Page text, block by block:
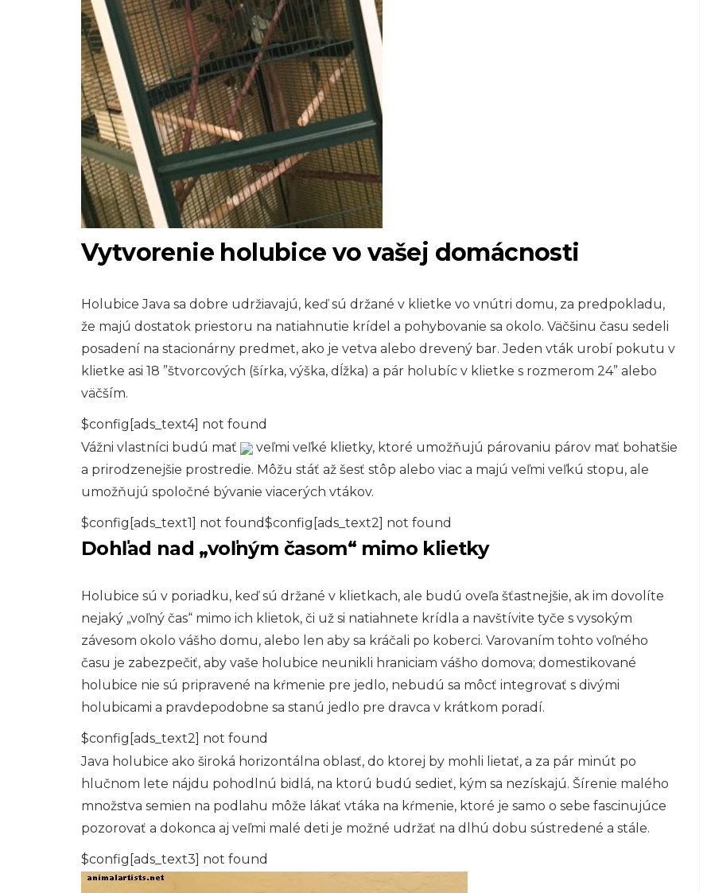
Vytvorenie holubice vo vašej domácnosti
Holubice Java sa dobre udržiavajú, keď sú držané v klietke vo vnútri domu, za predpokladu,
že majú dostatok priestoru na natiahnutie krídel a pohybovanie sa okolo. Väčšinu času sedeli
posadení na stacionárny predmet, ako je vetva alebo drevený bar. Jeden vták urobí pokutu v
klietke asi 18 ”štvorcových (šírka, výška, dĺžka) a pár holubíc v klietke s rozmerom 24” alebo
väčším.
$config[ads_text4] not found
Vážni vlastníci budú mať
veľmi veľké klietky, ktoré umožňujú párovaniu párov mať bohatšie
a prirodzenejšie prostredie. Môžu stáť až šesť stôp alebo viac a majú veľmi veľkú stopu, ale
umožňujú spoločné bývanie viacerých vtákov.
$config[ads_text1] not found$config[ads_text2] not found
Dohľad nad „voľným časom“ mimo klietky
Holubice sú v poriadku, keď sú držané v klietkach, ale budú oveľa šťastnejšie, ak im dovolíte
nejaký „voľný čas“ mimo ich klietok, či už si natiahnete krídla a navštívite tyče s vysokým
závesom okolo vášho domu, alebo len aby sa kráčali po koberci. Varovaním tohto voľného
času je zabezpečiť, aby vaše holubice neunikli hraniciam vášho domova; domestikované
holubice nie sú pripravené na kŕmenie pre jedlo, nebudú sa môcť integrovať s divými
holubicami a pravdepodobne sa stanú jedlo pre dravca v krátkom poradí.
$config[ads_text2] not found
Java holubice ako široká horizontálna oblasť, do ktorej by mohli lietať, a za pár minút po
hlučnom lete nájdu pohodlnú bidlá, na ktorú budú sedieť, kým sa nezískajú. Šírenie malého
množstva semien na podlahu môže lákať vtáka na kŕmenie, ktoré je samo o sebe fascinujúce
pozorovať a dokonca aj veľmi malé deti je možné udržať na dlhú dobu sústredené a stále.
$config[ads_text3] not found